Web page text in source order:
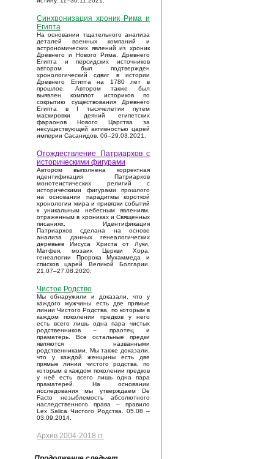
Синхронизация хроник Рима и
Египта
На основании тщательного анализа
деталей военных компаний и
астрономических явлений из хроник
Древнего и Нового Рима, Древнего
Египта и персидских источников
автором был подтвержден
хронологический сдвиг в истории
Древнего Египта на 1780 лет в
прошлое. Автором также был
выявлен комплот историков по
сокрытию существования Древнего
Египта в I тысячелетии путем
маскировки деяний египетских
фараонов Нового Царства за
несуществующей активностью царей
империи Сасанидов. 06–29.03.2021.
Отождествление Патриархов с
историческими фигурами
Автором выполнена корректная
идентификация Патриархов
монотеистических религий с
историческими фигурами прошлого
на основании парадигмы короткой
хронологии мира и привязки событий
к уникальным небесным явлениям,
отраженным в хрониках и Священных
писаниях. Идентификация
Патриархов сделана на основе
анализа данных генеалогических
деревьев Иисуса Христа от Луки,
Матфея, мозаик Церкви Хора,
генеалогии Пророка Мухаммеда и
списков царей Великой Болгарии.
21.07–27.08.2020.
Чистое Родство
Мы обнаружили и доказали, что у
каждого мужчины есть две прямые
линии Чистого Родства, по которым в
каждом поколении предков у него
есть всего лишь одна пара чистых
родственников – праотец и
праматерь. Все остальные предки
являются названными
родственниками. Мы также доказали,
что у каждой женщины есть две
прямые линии чистого родства, по
которым в каждом поколении предков
у неё есть всего лишь одна пара
праматерей. На основании
исследования мы утверждаем De
Facto незыблемость абсолютного
наследственного права – правило
Lex Salica Чистого Родства. 05.08 –
03.09.2014.
Архив 2004-2018 гг.